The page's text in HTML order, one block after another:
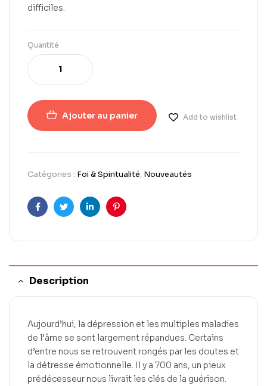
difficiles.
Quantité
Ajouter au panier Add to wishlist
Catégories : Foi & Spiritualité, Nouveautés
FacebookTwitterLinkedInPinterest
Description
Aujourd’hui, la dépression et les multiples maladies
de l’âme se sont largement répandues. Certains
d’entre nous se retrouvent rongés par les doutes et
la détresse émotionnelle. Il y a 700 ans, un pieux
prédécesseur nous livrait les clés de la guérison.